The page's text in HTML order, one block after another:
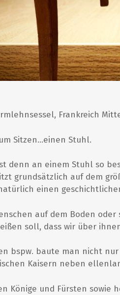
Frankreich
Sitzen…einen Stuhl.
denn an einem Stuhl so
grundsätzlich auf dem
einen
auf dem Boden
soll, dass wir über
bspw. baute man nicht
Kaisern neben
Könige und Fürsten sowie